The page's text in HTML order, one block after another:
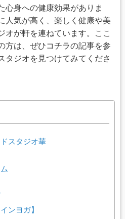
心身への健康効果がありま
人気が高く、楽しく健康や美
オが軒を連ねています。ここ
方は、ぜひコチラの記事を参
タジオを見つけてみてくださ
スタジオ華
ンヨガ】